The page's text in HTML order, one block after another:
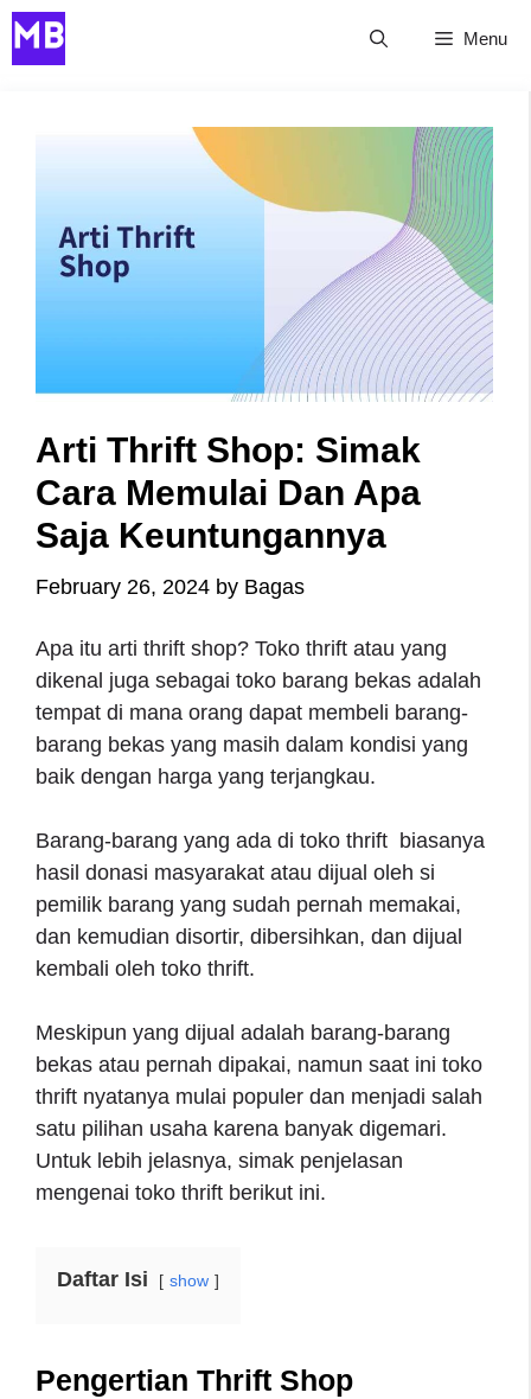
Skip
to
Menu
Arti Thrift Shop: Simak
Cara Memulai Dan Apa
Saja Keuntungannya
February 26, 2024 by Bagas
Apa itu arti thrift shop? Toko thrift atau yang
dikenal juga sebagai toko barang bekas adalah
tempat di mana orang dapat membeli barang-
barang bekas yang masih dalam kondisi yang
baik dengan harga yang terjangkau.
Barang-barang yang ada di toko thrift biasanya
hasil donasi masyarakat atau dijual oleh si
pemilik barang yang sudah pernah memakai,
dan kemudian disortir, dibersihkan, dan dijual
kembali oleh toko thrift.
Meskipun yang dijual adalah barang-barang
bekas atau pernah dipakai, namun saat ini toko
thrift nyatanya mulai populer dan menjadi salah
satu pilihan usaha karena banyak digemari.
Untuk lebih jelasnya, simak penjelasan
mengenai toko thrift berikut ini.
Daftar Isi show
Pengertian Thrift Shop